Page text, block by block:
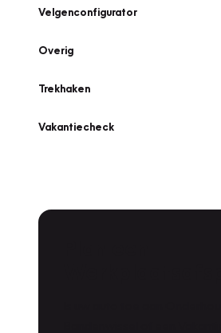
Velgenconfigurator
Overig
Trekhaken
Vakantiecheck